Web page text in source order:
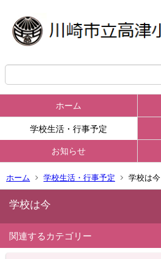
ホーム
学校生活・行事予定
お知らせ
ホーム 学校生活・行事予定 学校は今
学校は今
関連するカテゴリー